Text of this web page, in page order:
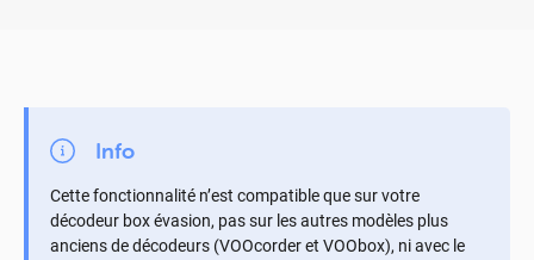
Info
Cette fonctionnalité n’est compatible que sur votre
décodeur box évasion, pas sur les autres modèles plus
anciens de décodeurs (VOOcorder et VOObox), ni avec le